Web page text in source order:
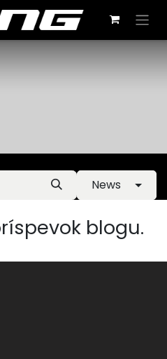
News
blogu.